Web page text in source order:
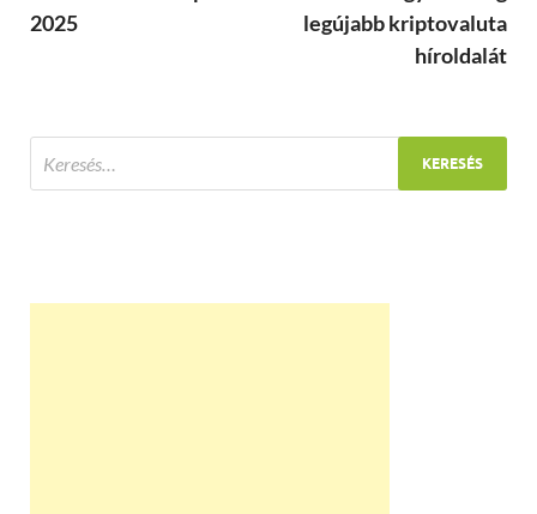
2025
legújabb kriptovaluta
híroldalát